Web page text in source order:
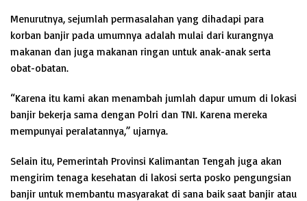
Menurutnya, sejumlah permasalahan yang dihadapi para
korban banjir pada umumnya adalah mulai dari kurangnya
makanan dan juga makanan ringan untuk anak-anak serta
obat-obatan.
“Karena itu kami akan menambah jumlah dapur umum di lokasi
banjir bekerja sama dengan Polri dan TNI. Karena mereka
mempunyai peralatannya,” ujarnya.
Selain itu, Pemerintah Provinsi Kalimantan Tengah juga akan
mengirim tenaga kesehatan di lakosi serta posko pengungsian
banjir untuk membantu masyarakat di sana baik saat banjir atau